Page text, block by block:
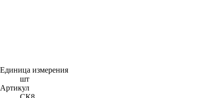
Единица измерения
шт
Артикул